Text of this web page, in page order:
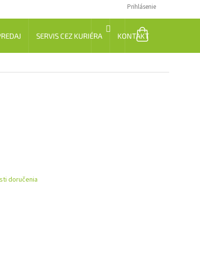
dopravy Prihlásenie
NÁKUPNÝ
KOŠÍK
SERVIS CEZ KURIÉRA KONTAKT
doručenia